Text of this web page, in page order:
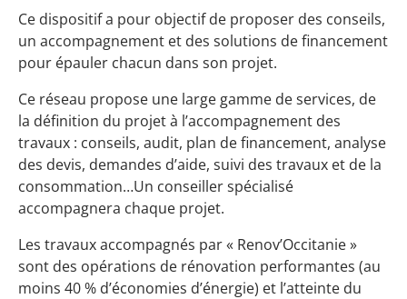
Ce dispositif a pour objectif de proposer des conseils,
un accompagnement et des solutions de financement
pour épauler chacun dans son projet.
Ce réseau propose une large gamme de services, de
la définition du projet à l’accompagnement des
travaux : conseils, audit, plan de financement, analyse
des devis, demandes d’aide, suivi des travaux et de la
consommation…Un conseiller spécialisé
accompagnera chaque projet.
Les travaux accompagnés par « Renov’Occitanie »
sont des opérations de rénovation performantes (au
moins 40 % d’économies d’énergie) et l’atteinte du